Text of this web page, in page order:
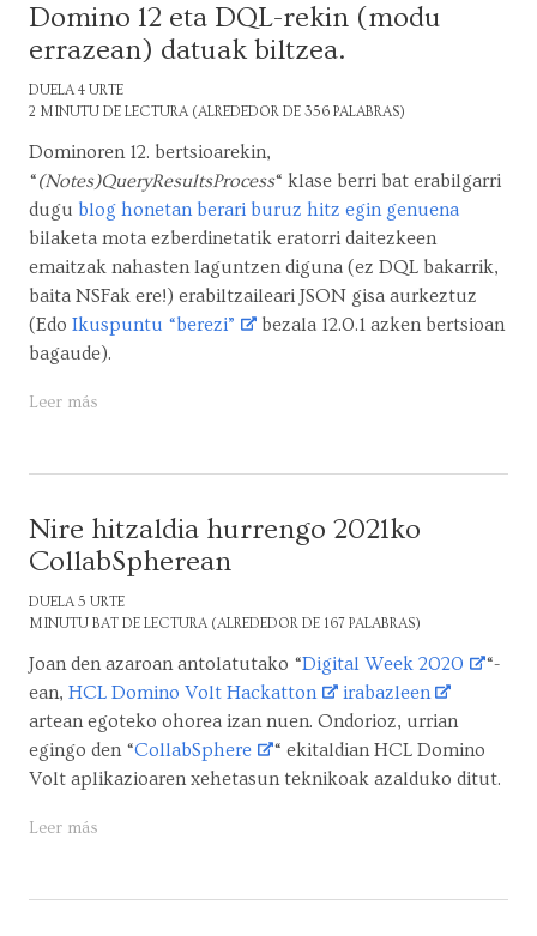
Domino 12 eta DQL-rekin (modu
errazean) datuak biltzea.
DUELA 4 URTE
2 MINUTU DE LECTURA (ALREDEDOR DE 356 PALABRAS)
Dominoren 12. bertsioarekin,
“(Notes)QueryResultsProcess“ klase berri bat erabilgarri
dugu blog honetan berari buruz hitz egin genuena
bilaketa mota ezberdinetatik eratorri daitezkeen
emaitzak nahasten laguntzen diguna (ez DQL bakarrik,
baita NSFak ere!) erabiltzaileari JSON gisa aurkeztuz
(Edo Ikuspuntu “berezi”
bezala 12.0.1 azken bertsioan
bagaude).
Leer más
Nire hitzaldia hurrengo 2021ko
CollabSpherean
DUELA 5 URTE
MINUTU BAT DE LECTURA (ALREDEDOR DE 167 PALABRAS)
Joan den azaroan antolatutako “Digital Week 2020
“-
ean, HCL Domino Volt Hackatton
irabazleen
artean egoteko ohorea izan nuen. Ondorioz, urrian
egingo den “CollabSphere
“ ekitaldian HCL Domino
Volt aplikazioaren xehetasun teknikoak azalduko ditut.
Leer más